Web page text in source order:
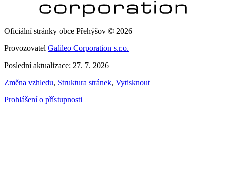
Oficiální stránky obce Přehýšov © 2026
Provozovatel Galileo Corporation s.r.o.
Poslední aktualizace: 27. 7. 2026
Změna vzhledu, Struktura stránek, Vytisknout
Prohlášení o přístupnosti